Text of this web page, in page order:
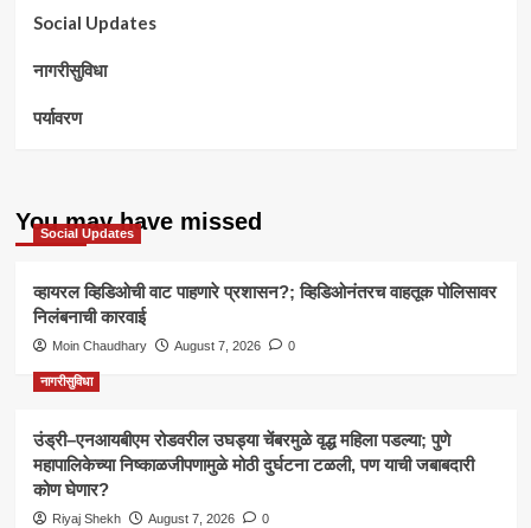
Social Updates
नागरीसुविधा
पर्यावरण
You may have missed
Social Updates
व्हायरल व्हिडिओची वाट पाहणारे प्रशासन?; व्हिडिओनंतरच वाहतूक पोलिसावर
निलंबनाची कारवाई
Moin Chaudhary August 7, 2026 0
नागरीसुविधा
उंड्री–एनआयबीएम रोडवरील उघड्या चेंबरमुळे वृद्ध महिला पडल्या; पुणे
महापालिकेच्या निष्काळजीपणामुळे मोठी दुर्घटना टळली, पण याची जबाबदारी
कोण घेणार?
Riyaj Shekh August 7, 2026 0